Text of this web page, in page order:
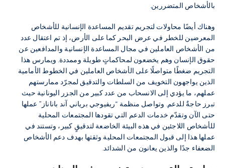
بالأشخاص المتضررين.
وهناك أيضًا محاولات لتجريم تقديم المساعدة الإنسانية للأشخاص
المعرضين للخطر في عرض البحر كما على الأرض، إذ تم اعتقال عدد
من الأشخاص العاملين في مجال المساعدة الإنسانية والمدافعين عن
حقوق الإنسان وهم يخضعون لمحاكماتٍ طويلة وممددة. ويمارس هذا
التجريم ضغطًا متواصلًا على الأشخاص العاملين في الخطوط الأمامية
الذين يواجهون التخويف من السلطات والتدقيق لمجرّد ممارستهم
عملهم، ما يؤدي إلى الانسحاب من عدد كبير من الجزر اليونانية حيث
تبرز حاجةٌ للدعم. وتواصل منظمة “ريفيوجي برياني آند باناناز” عملها
حتى الآن وتقدّم خدمات الدعم التي تقودها المجتمعات المحلية
للأشخاص اللاجئين في هذه البيئة الخاضعة لتدقيقٍ كبير، وتستند في
عملها هذا إلى قبول المجتمعات المحلية وثقتها بهدف دعم الأشخاص
الضعفاء جدًا والذين يعانون من الشدائد.